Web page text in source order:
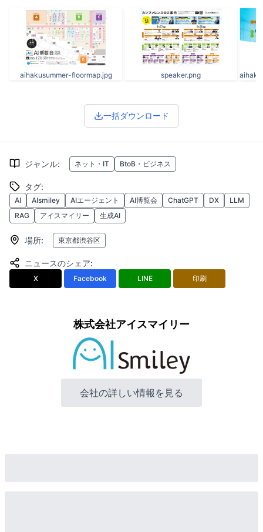
aihakusummer-floormap.jpg speaker.png
一括ダウンロード
ジャンル: ネット・IT BtoB・ビジネス
タグ:
AI AIsmiley AIエージェント AI博覧会 ChatGPT DX
LLM
RAG
アイスマイリー 生成AI
場所: 東京都渋谷区
ニュースのシェア:
X Facebook LINE 印刷
株式会社アイスマイリー
会社の詳しい情報を見る